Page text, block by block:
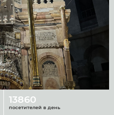
13860
посетителей в день